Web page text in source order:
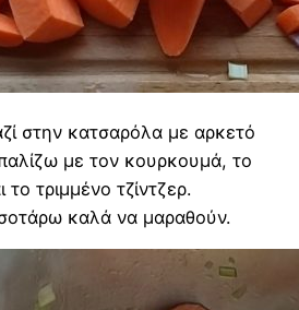
στην κατσαρόλα με αρκετό
με τον κουρκουμά, το
το τριμμένο τζίντζερ.
καλά να μαραθούν.